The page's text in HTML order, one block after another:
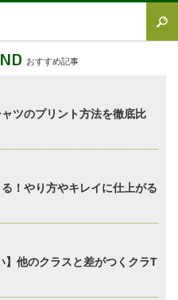
おすすめ記事
ツのプリント方法を徹底比
！やり方やキレイに仕上がる
】他のクラスと差がつくクラT